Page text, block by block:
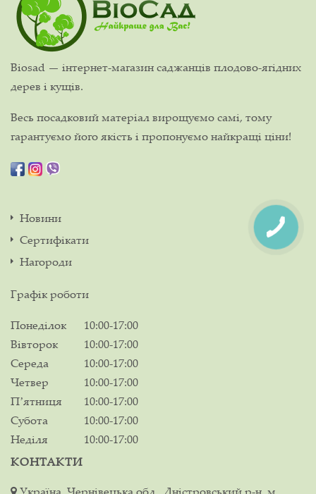
Biosad — інтернет-магазин саджанців плодово-ягідних
дерев і кущів.
Весь посадковий матеріал вирощуємо самі, тому
гарантуємо його якість і пропонуємо найкращі ціни!
Новини
Сертифікати
Нагороди
Графік роботи
Понеділок
10:00-17:00
Вівторок
10:00-17:00
Середа
10:00-17:00
Четвер
10:00-17:00
Пʼятниця
10:00-17:00
Субота
10:00-17:00
Неділя
10:00-17:00
КОНТАКТИ